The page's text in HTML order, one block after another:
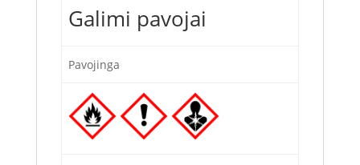
Galimi pavojai
Pavojinga